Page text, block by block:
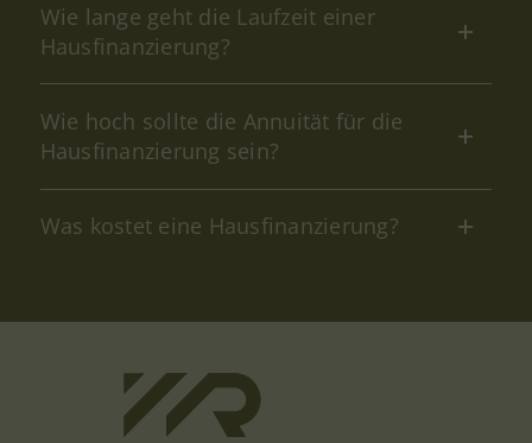
Wie lange geht die Laufzeit einer
Hausfinanzierung?
Wie hoch sollte die Annuität für die
Hausfinanzierung sein?
Was kostet eine Hausfinanzierung?